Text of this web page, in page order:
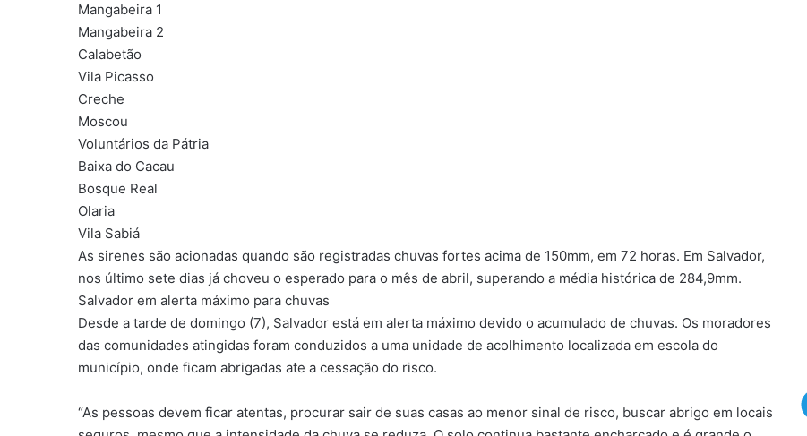
Mangabeira 1
Mangabeira 2
Calabetão
Vila Picasso
Creche
Moscou
Voluntários da Pátria
Baixa do Cacau
Bosque Real
Olaria
Vila Sabiá
As sirenes são acionadas quando são registradas chuvas fortes acima de 150mm, em 72 horas. Em Salvador,
nos último sete dias já choveu o esperado para o mês de abril, superando a média histórica de 284,9mm.
Salvador em alerta máximo para chuvas
Desde a tarde de domingo (7), Salvador está em alerta máximo devido o acumulado de chuvas. Os moradores
das comunidades atingidas foram conduzidos a uma unidade de acolhimento localizada em escola do
município, onde ficam abrigadas ate a cessação do risco.
“As pessoas devem ficar atentas, procurar sair de suas casas ao menor sinal de risco, buscar abrigo em locais